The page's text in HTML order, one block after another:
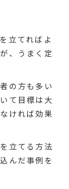
立てればよ
、うまく定
の方も多い
て目標は大
ければ効果
立てる方法
んだ事例を